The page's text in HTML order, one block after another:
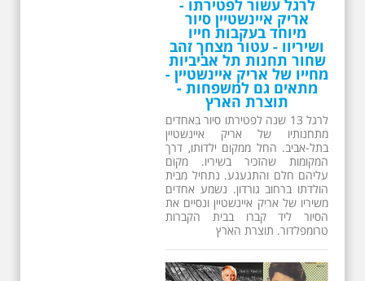
26.6.2026 - שישי בבוקר
ב 10:00 אריק איינשטיין
סיור מיוחד בעקבות חייו
ושיריו - עטור מצחך זהב
שחור תחנות תל אביביות
מחייו של אריק איינשטיין -
מתאים גם למשפחות -
תוצרת הארץ
13 שנים לפטירתו של זמר ענק. סיור
באחדים מתחנותיו של אריק איינשטיין
בתל-אביב. החל ממקום ילדותו, דרך
המקומות שהזכיר בשיריו. מקום
עליהם חלם והתגעגע. נתחיל מבית
הולדתו ברחוב גורדון. נשמע אחדים
משיריו של אריק איינשטיין ונסיים את
הסיור ליד קברו בבית הקברות
טרומפלדור. תוצרת הארץ